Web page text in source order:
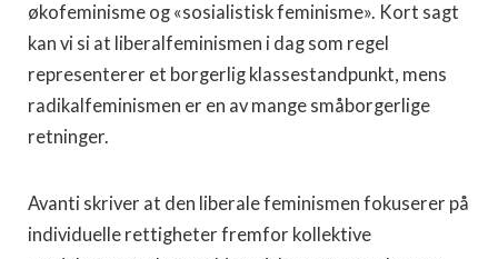
økofeminisme og «sosialistisk feminisme». Kort sagt
kan vi si at liberalfeminismen i dag som regel
representerer et borgerlig klassestandpunkt, mens
radikalfeminismen er en av mange småborgerlige
retninger.
Avanti skriver at den liberale feminismen fokuserer på
individuelle rettigheter fremfor kollektive